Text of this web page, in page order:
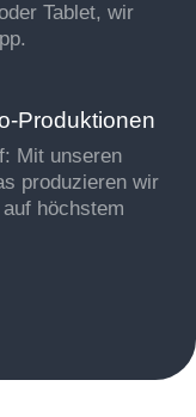
Tablet, wir
Produktionen
Mit unseren
produzieren wir
höchstem